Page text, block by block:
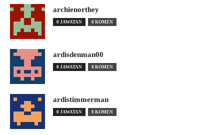
archienorthey
0 JAWATAN 0 KOMEN
ardisdenman00
0 JAWATAN 0 KOMEN
ardistimmerman
0 JAWATAN 0 KOMEN